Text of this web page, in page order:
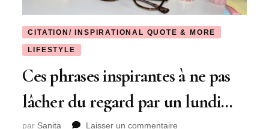
CITATION/ INSPIRATIONAL QUOTE & MORE
LIFESTYLE
Ces phrases inspirantes à ne pas
lâcher du regard par un lundi…
par Sanita Laisser un commentaire